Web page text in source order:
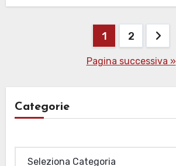
Paginazione
1 2
Pagina successiva »
Categorie